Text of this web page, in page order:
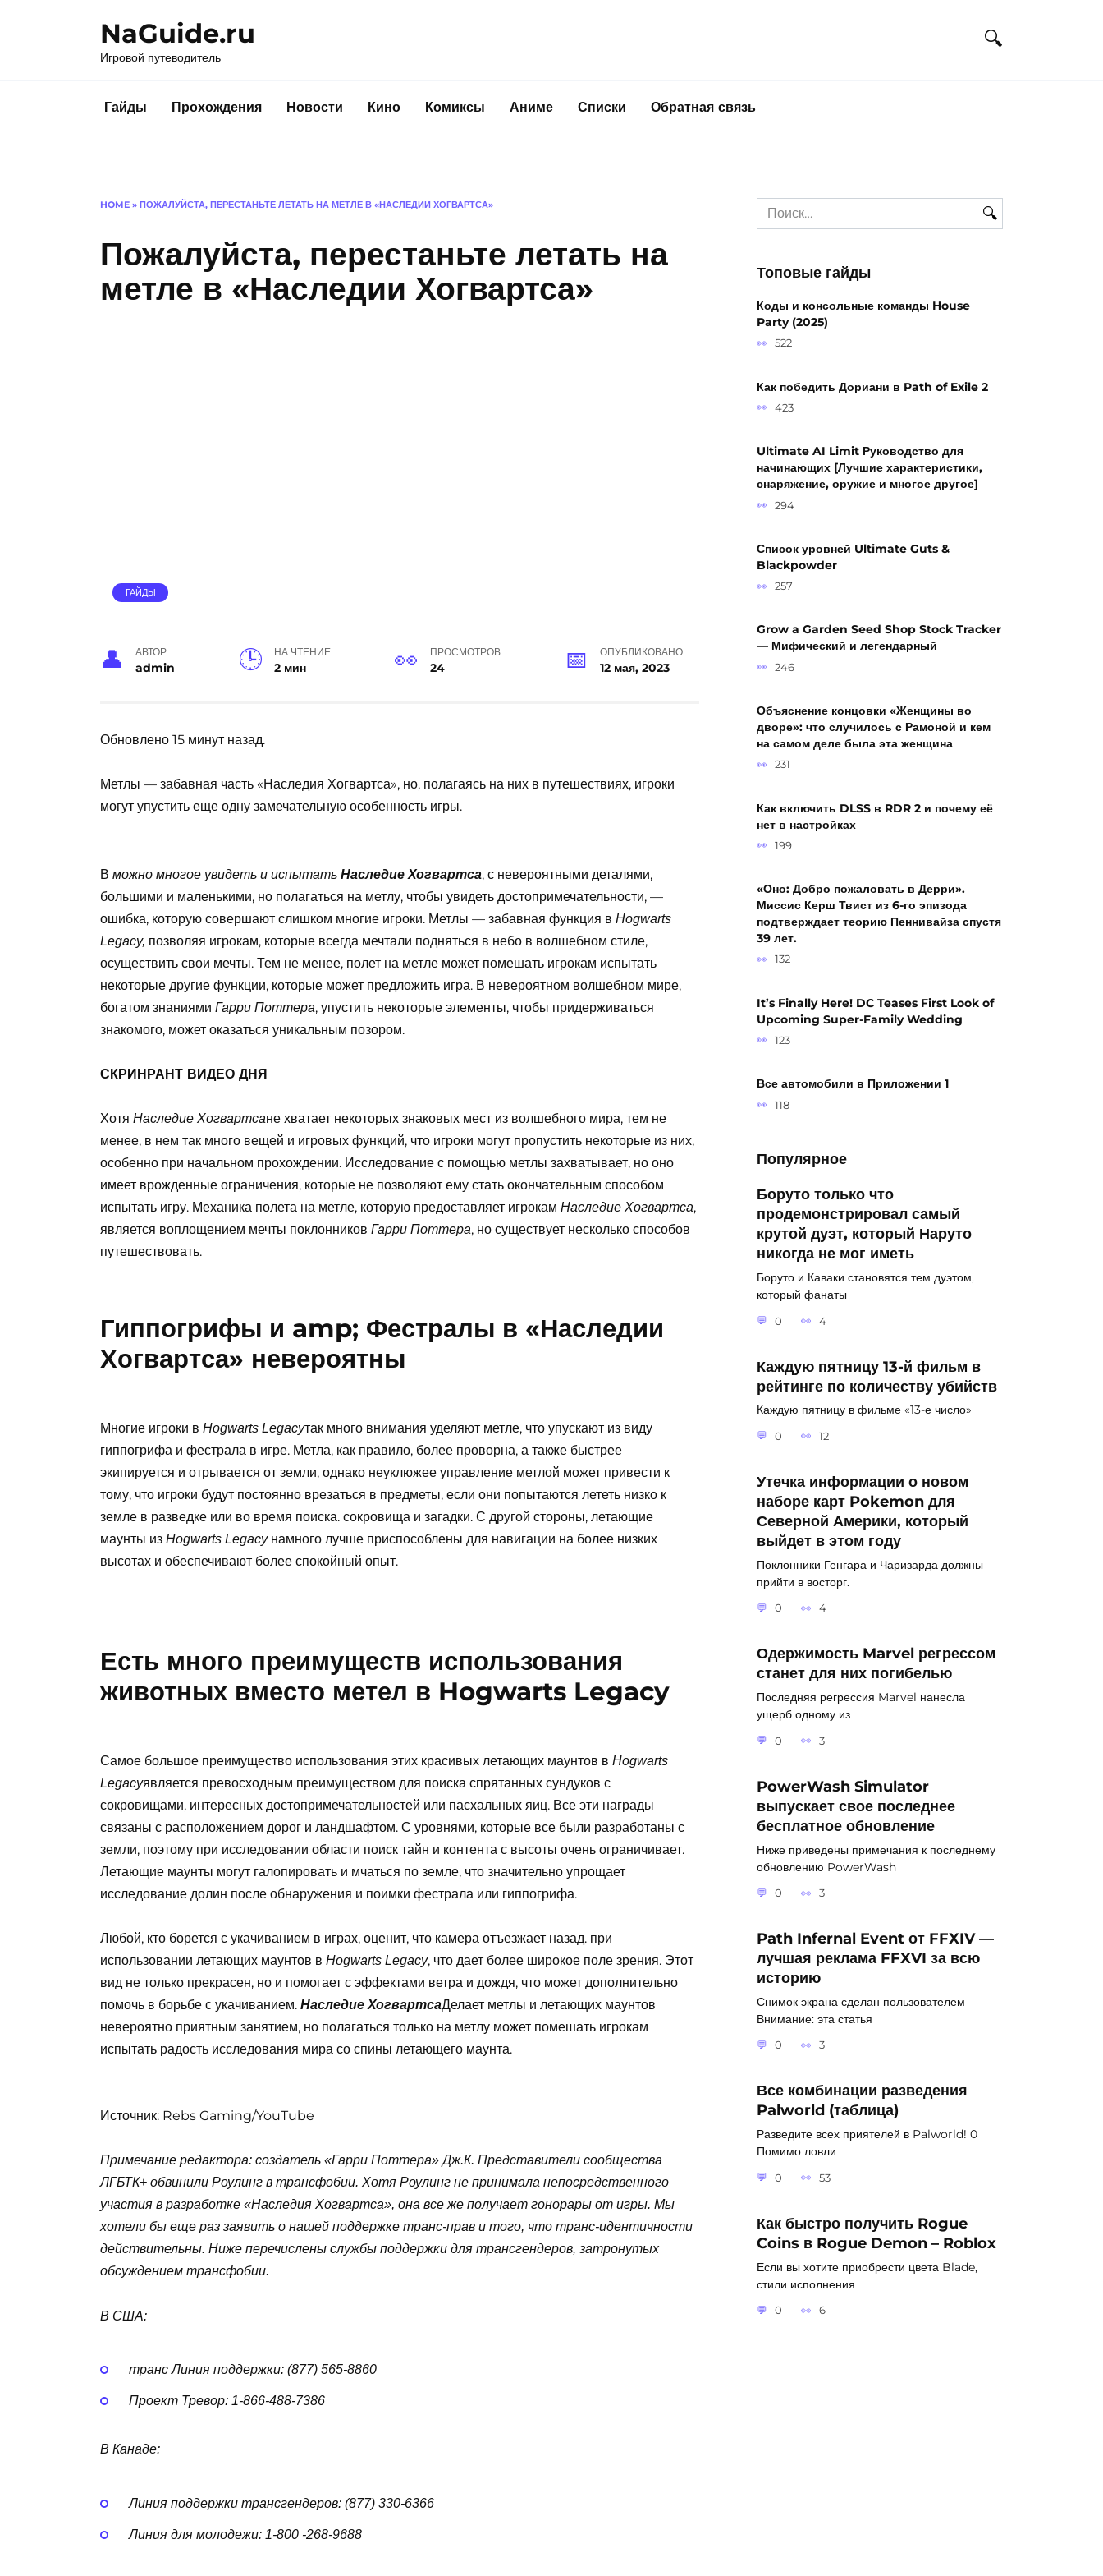
NaGuide.ru
Игровой путеводитель
Гайды Прохождения Новости Кино Комиксы Аниме Списки Обратная связь
HOME » ПОЖАЛУЙСТА, ПЕРЕСТАНЬТЕ ЛЕТАТЬ НА МЕТЛЕ В «НАСЛЕДИИ ХОГВАРТСА»
Пожалуйста, перестаньте летать на
метле в «Наследии Хогвартса»
ГАЙДЫ
АВТОР
admin
НА ЧТЕНИЕ
2 мин
ПРОСМОТРОВ
24
ОПУБЛИКОВАНО
12 мая, 2023
Обновлено 15 минут назад.
Метлы — забавная часть «Наследия Хогвартса», но, полагаясь на них в путешествиях, игроки
могут упустить еще одну замечательную особенность игры.
В можно многое увидеть и испытать Наследие Хогвартса, с невероятными деталями,
большими и маленькими, но полагаться на метлу, чтобы увидеть достопримечательности, —
ошибка, которую совершают слишком многие игроки. Метлы — забавная функция в Hogwarts
Legacy, позволяя игрокам, которые всегда мечтали подняться в небо в волшебном стиле,
осуществить свои мечты. Тем не менее, полет на метле может помешать игрокам испытать
некоторые другие функции, которые может предложить игра. В невероятном волшебном мире,
богатом знаниями Гарри Поттера, упустить некоторые элементы, чтобы придерживаться
знакомого, может оказаться уникальным позором.
СКРИНРАНТ ВИДЕО ДНЯ
Хотя Наследие Хогвартсане хватает некоторых знаковых мест из волшебного мира, тем не
менее, в нем так много вещей и игровых функций, что игроки могут пропустить некоторые из них,
особенно при начальном прохождении. Исследование с помощью метлы захватывает, но оно
имеет врожденные ограничения, которые не позволяют ему стать окончательным способом
испытать игру. Механика полета на метле, которую предоставляет игрокам Наследие Хогвартса,
является воплощением мечты поклонников Гарри Поттера, но существует несколько способов
путешествовать.
Гиппогрифы и amp; Фестралы в «Наследии
Хогвартса» невероятны
Многие игроки в Hogwarts Legacyтак много внимания уделяют метле, что упускают из виду
гиппогрифа и фестрала в игре. Метла, как правило, более проворна, а также быстрее
экипируется и отрывается от земли, однако неуклюжее управление метлой может привести к
тому, что игроки будут постоянно врезаться в предметы, если они попытаются лететь низко к
земле в разведке или во время поиска. сокровища и загадки. С другой стороны, летающие
маунты из Hogwarts Legacyнамного лучше приспособлены для навигации на более низких
высотах и ​​обеспечивают более спокойный опыт.
Есть много преимуществ использования
животных вместо метел в Hogwarts Legacy
Самое большое преимущество использования этих красивых летающих маунтов в Hogwarts
Legacyявляется превосходным преимуществом для поиска спрятанных сундуков с
сокровищами, интересных достопримечательностей или пасхальных яиц. Все эти награды
связаны с расположением дорог и ландшафтом. С уровнями, которые все были разработаны с
земли, поэтому при исследовании области поиск тайн и контента с высоты очень ограничивает.
Летающие маунты могут галопировать и мчаться по земле, что значительно упрощает
исследование долин после обнаружения и поимки фестрала или гиппогрифа.
Любой, кто борется с укачиванием в играх, оценит, что камера отъезжает назад. при
использовании летающих маунтов в Hogwarts Legacy, что дает более широкое поле зрения. Этот
вид не только прекрасен, но и помогает с эффектами ветра и дождя, что может дополнительно
помочь в борьбе с укачиванием. Наследие ХогвартсаДелает метлы и летающих маунтов
невероятно приятным занятием, но полагаться только на метлу может помешать игрокам
испытать радость исследования мира со спины летающего маунта.
Источник: Rebs Gaming/YouTube
Примечание редактора: создатель «Гарри Поттера» Дж.К. Представители сообщества
ЛГБТК+ обвинили Роулинг в трансфобии. Хотя Роулинг не принимала непосредственного
участия в разработке «Наследия Хогвартса», она все же получает гонорары от игры. Мы
хотели бы еще раз заявить о нашей поддержке транс-прав и того, что транс-идентичности
действительны. Ниже перечислены службы поддержки для трансгендеров, затронутых
обсуждением трансфобии.
В США:
транс Линия поддержки: (877) 565-8860
Проект Тревор: 1-866-488-7386
В Канаде:
Линия поддержки трансгендеров: (877) 330-6366
Линия для молодежи: 1-800 -268-9688
Search
for:
Топовые гайды
Коды и консольные команды House
Party (2025)
522
Как победить Дориани в Path of Exile 2
423
Ultimate AI Limit Руководство для
начинающих [Лучшие характеристики,
снаряжение, оружие и многое другое]
294
Список уровней Ultimate Guts &
Blackpowder
257
Grow a Garden Seed Shop Stock Tracker
— Мифический и легендарный
246
Объяснение концовки «Женщины во
дворе»: что случилось с Рамоной и кем
на самом деле была эта женщина
231
Как включить DLSS в RDR 2 и почему её
нет в настройках
199
«Оно: Добро пожаловать в Дерри».
Миссис Керш Твист из 6-го эпизода
подтверждает теорию Пеннивайза спустя
39 лет.
132
It’s Finally Here! DC Teases First Look of
Upcoming Super-Family Wedding
123
Все автомобили в Приложении 1
118
Популярное
Боруто только что
продемонстрировал самый
крутой дуэт, который Наруто
никогда не мог иметь
Боруто и Каваки становятся тем дуэтом,
который фанаты
0 4
Каждую пятницу 13-й фильм в
рейтинге по количеству убийств
Каждую пятницу в фильме «13-е число»
0 12
Утечка информации о новом
наборе карт Pokemon для
Северной Америки, который
выйдет в этом году
Поклонники Генгара и Чаризарда должны
прийти в восторг.
0 4
Одержимость Marvel регрессом
станет для них погибелью
Последняя регрессия Marvel нанесла
ущерб одному из
0 3
PowerWash Simulator
выпускает свое последнее
бесплатное обновление
Ниже приведены примечания к последнему
обновлению PowerWash
0 3
Path Infernal Event от FFXIV —
лучшая реклама FFXVI за всю
историю
Снимок экрана сделан пользователем
Внимание: эта статья
0 3
Все комбинации разведения
Palworld (таблица)
Разведите всех приятелей в Palworld! 0
Помимо ловли
0 53
Как быстро получить Rogue
Coins в Rogue Demon – Roblox
Если вы хотите приобрести цвета Blade,
стили исполнения
0 6